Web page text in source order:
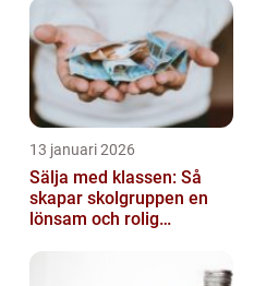
13 januari 2026
Sälja med klassen: Så
skapar skolgruppen en
lönsam och rolig